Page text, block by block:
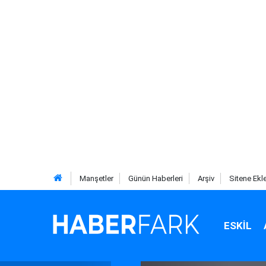
Manşetler Günün Haberleri Arşiv Sitene
ESKIL